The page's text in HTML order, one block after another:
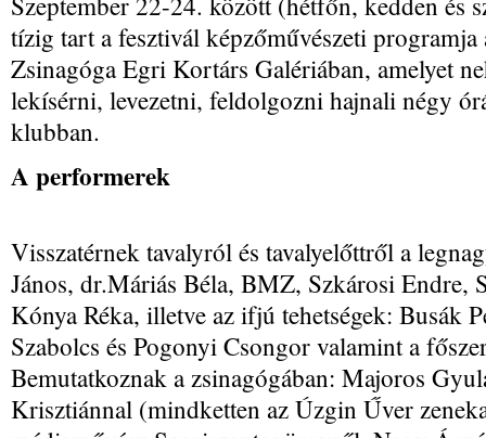
tízig tart a fesztivál képzőművészeti
Zsinagóga Egri Kortárs Galériában, amelyet
lekísérni, levezetni, feldolgozni hajnali négy
klubban.
A performerek
Visszatérnek tavalyról és tavalyelőttről a
János, dr.Máriás Béla, BMZ, Szkárosi Endre,
Kónya Réka, illetve az ifjú tehetségek: Busák
Szabolcs és Pogonyi Csongor valamint a
Bemutatkoznak a zsinagógában: Majoros
Krisztiánnal (mindketten az Úzgin Űver